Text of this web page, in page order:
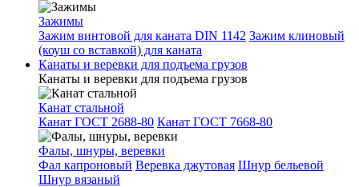
Зажимы
Зажим винтовой для каната DIN 1142 Зажим клиновый
(коуш со вставкой) для каната
Канаты и веревки для подъема грузов
Канаты и веревки для подъема грузов
Канат стальной
Канат ГОСТ 2688-80 Канат ГОСТ 7668-80
Фалы, шнуры, веревки
Фал капроновый Веревка джутовая Шнур бельевой
Шнур вязаный